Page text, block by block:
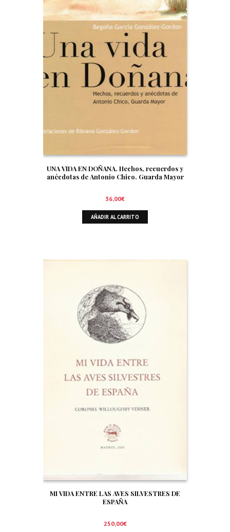
UNA VIDA EN DOÑANA. Hechos, recuerdos y
anécdotas de Antonio Chico. Guarda Mayor
36,00€
AÑADIR AL CARRITO
MI VIDA ENTRE LAS AVES SILVESTRES DE
ESPAÑA
250,00€